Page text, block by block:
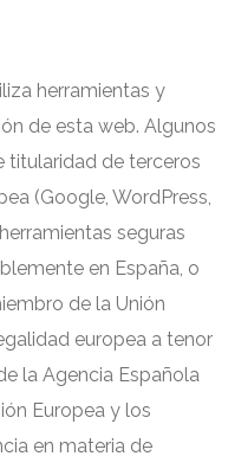
herramientas y
de esta web. Algunos
titularidad de terceros
(Google, WordPress,
seguras
en España, o
de la Unión
europea a tenor
la Agencia Española
Europea y los
en materia de